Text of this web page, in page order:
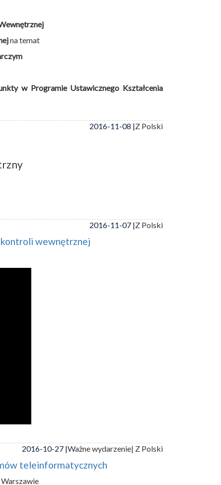
na temat
w Programie Ustawicznego Kształcenia
2016-11-08 |Z Polski
2016-11-07 |Z Polski
wewnętrznej
2016-10-27 |Ważne wydarzenie| Z Polski
teleinformatycznych